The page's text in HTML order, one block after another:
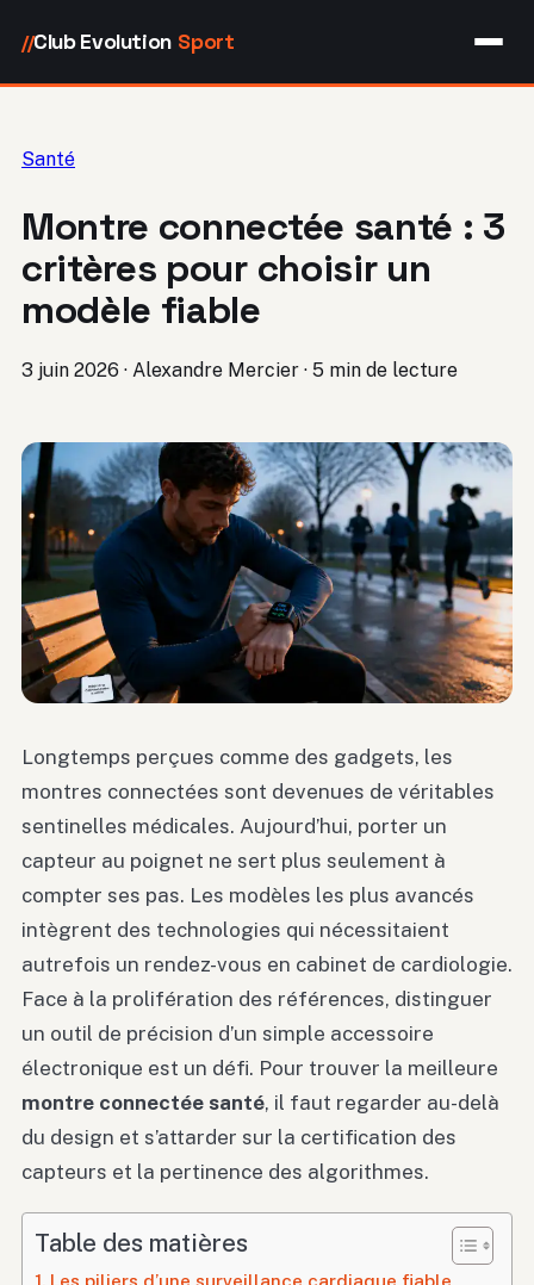
//Club Evolution Sport
Santé
Montre connectée santé : 3
critères pour choisir un
modèle fiable
3 juin 2026 · Alexandre Mercier · 5 min de lecture
Longtemps perçues comme des gadgets, les
montres connectées sont devenues de véritables
sentinelles médicales. Aujourd’hui, porter un
capteur au poignet ne sert plus seulement à
compter ses pas. Les modèles les plus avancés
intègrent des technologies qui nécessitaient
autrefois un rendez-vous en cabinet de cardiologie.
Face à la prolifération des références, distinguer
un outil de précision d’un simple accessoire
électronique est un défi. Pour trouver la meilleure
montre connectée santé, il faut regarder au-delà
du design et s’attarder sur la certification des
capteurs et la pertinence des algorithmes.
Table des matières
Les piliers d’une surveillance cardiaque fiable